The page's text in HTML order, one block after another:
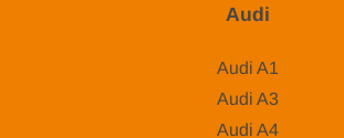
Audi
Audi A1
Audi A3
Audi A4